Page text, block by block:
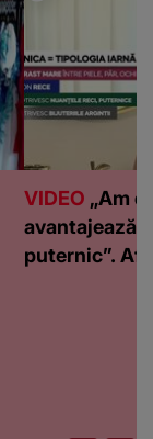
VIDEO „Am
avantajează
puternic”.